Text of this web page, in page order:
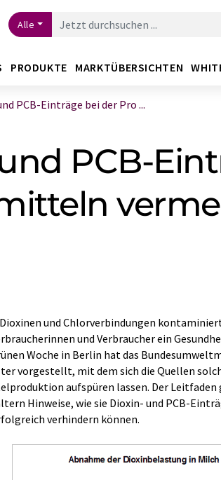
Alle
PRODUKTE MARKTÜBERSICHTEN
PCB-Einträge bei der Pro ...
PCB-
und Chlorverbindungen
und Verbraucher ein
Woche in Berlin hat das
vorgestellt, mit dem sich die Quellen
aufspüren lassen. Der Leitfaden
Hinweise, wie sie Dioxin- und PCB-
verhindern können.